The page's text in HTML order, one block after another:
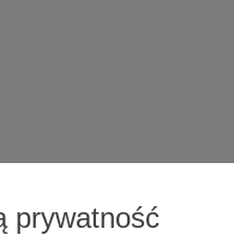
prywatność